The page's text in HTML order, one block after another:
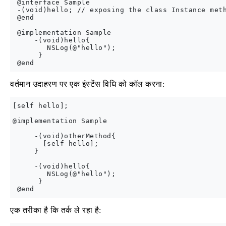
@interface Sample
-(void)hello; // exposing the class Instance
@end
@implementation Sample
     -(void)hello{
        NSLog(@"hello");
      }
वर्तमान उदाहरण पर एक इंस्टेंस विधि को कॉल करना:
[self hello];
@implementation Sample
     -(void)otherMethod{
       [self hello];
     }
     -(void)hello{
        NSLog(@"hello");
      }
एक तरीका है कि तर्क ले रहा है: